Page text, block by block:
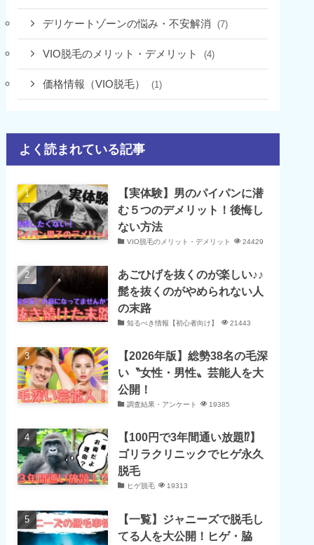
デリケートゾーンの悩み・不安解消 (7)
VIO脱毛のメリット・デメリット (4)
価格情報（VIO脱毛） (1)
よく読まれている記事
【実体験】男のパイパンに潜
む５つのデメリット！後悔し
ない方法
VIO脱毛のメリット・デメリット 24429
あごひげを抜くのが楽しい♪♪
髭を抜くのがやめられない人
の末路
知るべき情報【初心者向け】 21443
【2026年版】総勢38名の毛深
い〝女性・男性〟芸能人を大
公開！
調査結果・アンケート 19385
【100円で3年間通い放題⁉】
ゴリラクリニックでヒゲ永久
脱毛
ヒゲ脱毛 19313
【一覧】ジャニーズで脱毛し
てる人を大公開！ヒゲ・脇